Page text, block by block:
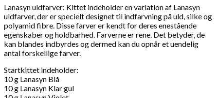
Lanasyn uldfarver: Kittet indeholder en variation af Lanasyn
uldfarver, der er specielt designet til indfarvning på uld, silke og
polyamid fibre. Disse farver er kendt for deres enestående
egenskaber og holdbarhed. Farverne er rene. Det betyder, de
kan blandes indbyrdes og dermed kan du opnår et uendelig
antal forskellige farver.
Startkittet indeholder:
10 g Lanasyn Blå
10 g Lanasyn Klar gul